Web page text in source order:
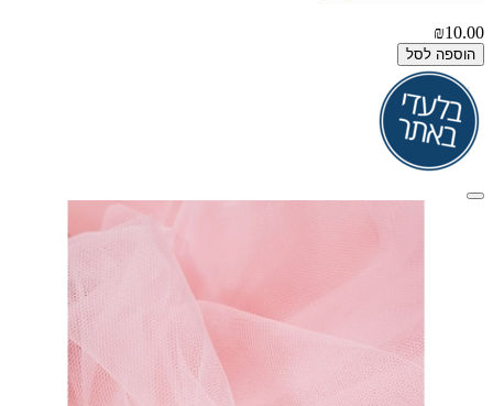
₪10.00
הוספה לסל